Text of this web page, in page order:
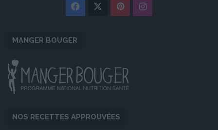
Facebook PinterestInstagram
MANGER BOUGER
NOS RECETTES APPROUVÉES